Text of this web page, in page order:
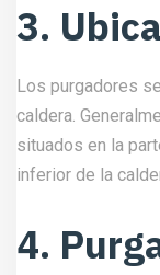
3.
Los purgadores
caldera.
situados en la
inferior de la
4.